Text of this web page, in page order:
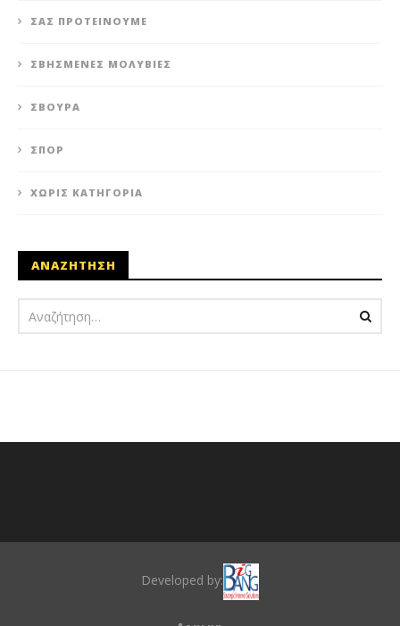
ΣΑΣ ΠΡΟΤΕΊΝΟΥΜΕ
ΣΒΗΣΜΈΝΕΣ ΜΟΛΥΒΙΈΣ
ΣΒΟΎΡΑ
ΣΠΟΡ
ΧΩΡΊΣ ΚΑΤΗΓΟΡΊΑ
ΑΝΑΖΗΤΗΣΗ
Developed by: